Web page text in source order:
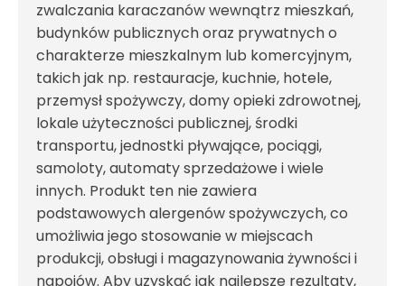
zwalczania karaczanów wewnątrz mieszkań,
budynków publicznych oraz prywatnych o
charakterze mieszkalnym lub komercyjnym,
takich jak np. restauracje, kuchnie, hotele,
przemysł spożywczy, domy opieki zdrowotnej,
lokale użyteczności publicznej, środki
transportu, jednostki pływające, pociągi,
samoloty, automaty sprzedażowe i wiele
innych. Produkt ten nie zawiera
podstawowych alergenów spożywczych, co
umożliwia jego stosowanie w miejscach
produkcji, obsługi i magazynowania żywności i
napojów. Aby uzyskać jak najlepsze rezultaty,